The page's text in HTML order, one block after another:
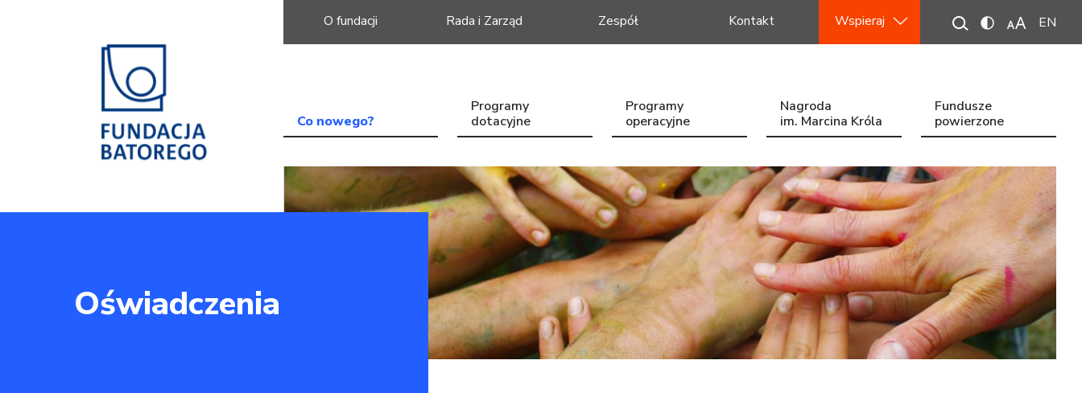
O fundacji Rada i Zarząd Zespół Kontakt Wspieraj EN
Co nowego?
Programy
dotacyjne
Programy
operacyjne
Nagroda
im. Marcina Króla
Fundusze
powierzone
Oświadczenia